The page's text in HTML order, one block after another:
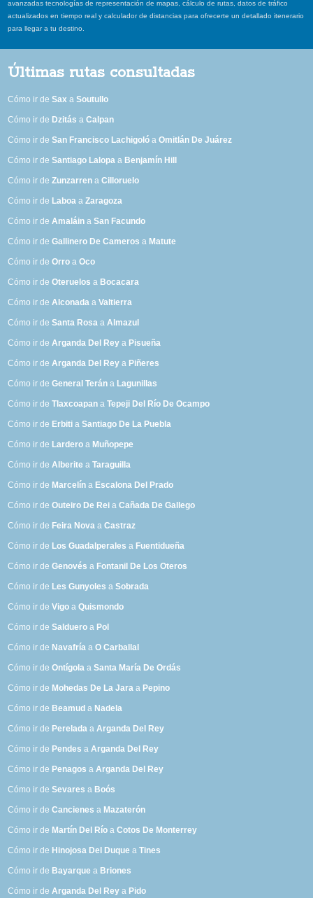
avanzadas tecnologías de representación de mapas, cálculo de rutas, datos de tráfico
actualizados en tiempo real y calculador de distancias para ofrecerte un detallado itenerario
para llegar a tu destino.
Últimas rutas consultadas
Cómo ir deSax aSoutullo
Cómo ir de Dzitás aCalpan
Cómo ir deSan Francisco Lachigoló aOmitlán De Juárez
Cómo ir deSantiago Lalopa a Benjamín Hill
Cómo ir deZunzarren aCilloruelo
Cómo ir de Laboa aZaragoza
Cómo ir deAmaláin aSan Facundo
Cómo ir deGallinero De Cameros a Matute
Cómo ir deOrro aOco
Cómo ir deOteruelos a Bocacara
Cómo ir deAlconada aValtierra
Cómo ir deSanta Rosa aAlmazul
Cómo ir deArganda Del Rey a Pisueña
Cómo ir deArganda Del Rey a Piñeres
Cómo ir deGeneral Terán a Lagunillas
Cómo ir deTlaxcoapan aTepeji Del Río De Ocampo
Cómo ir de Erbiti aSantiago De La Puebla
Cómo ir de Lardero a Muñopepe
Cómo ir deAlberite aTaraguilla
Cómo ir de Marcelín a Escalona Del Prado
Cómo ir deOuteiro De Rei aCañada De Gallego
Cómo ir de Feira Nova aCastraz
Cómo ir de Los Guadalperales a Fuentidueña
Cómo ir deGenovés a Fontanil De Los Oteros
Cómo ir de Les Gunyoles aSobrada
Cómo ir deVigo aQuismondo
Cómo ir deSalduero a Pol
Cómo ir de Navafría aO Carballal
Cómo ir deOntígola aSanta María De Ordás
Cómo ir de Mohedas De La Jara a Pepino
Cómo ir de Beamud a Nadela
Cómo ir de Perelada aArganda Del Rey
Cómo ir de Pendes aArganda Del Rey
Cómo ir de Penagos aArganda Del Rey
Cómo ir deSevares a Boós
Cómo ir deCancienes a Mazaterón
Cómo ir de Martín Del Río aCotos De Monterrey
Cómo ir de Hinojosa Del Duque aTines
Cómo ir de Bayarque a Briones
Cómo ir deArganda Del Rey a Pido